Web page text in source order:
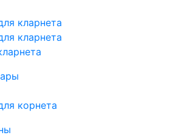
кларнета
кларнета
корнета